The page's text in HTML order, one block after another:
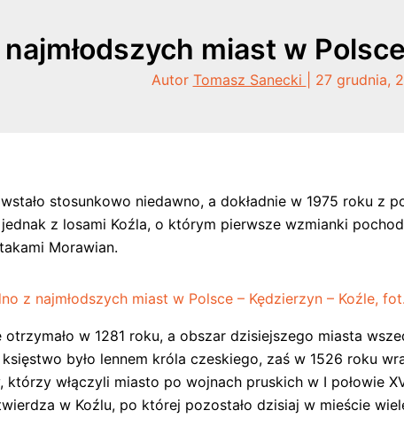
miast w
Autor Tomasz Sanecki 27 grudnia,
stosunkowo niedawno, a dokładnie w 1975 roku z
z losami Koźla, o którym pierwsze wzmianki
Morawian.
z najmłodszych miast w Polsce – Kędzierzyn – Koźle,
w 1281 roku, a obszar dzisiejszego miasta
było lennem króla czeskiego, zaś w 1526 roku
którzy włączyli miasto po wojnach pruskich w I połowie
w Koźlu, po której pozostało dzisiaj w mieście